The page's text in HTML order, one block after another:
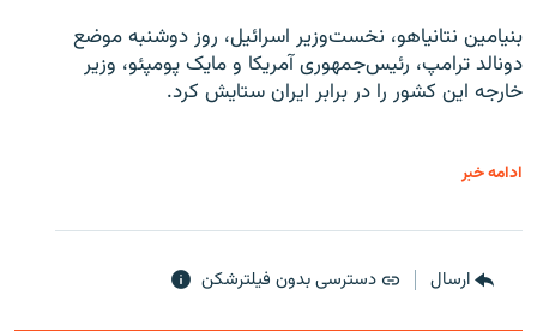
بنیامین نتانیاهو، نخست‌وزیر اسرائیل، روز دوشنبه موضع
دونالد ترامپ، رئیس‌جمهوری آمریکا و مایک پومپئو، وزیر
خارجه این کشور را در برابر ایران ستایش کرد.
ادامه خبر
ارسال دسترسی بدون فیلترشکن